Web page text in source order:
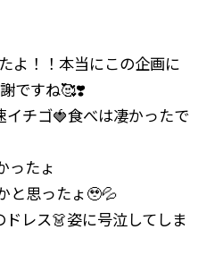
よ！！本当にこの企画に
ですね🥰❣️
イチゴ🍓食べは凄かったで
ったょ
と思ったょ🥹💦
レス👗姿に号泣してしま